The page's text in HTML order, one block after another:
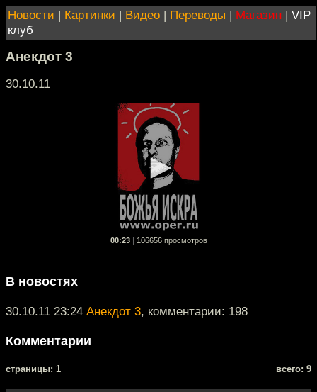
Новости | Картинки | Видео | Переводы | Магазин | VIP
клуб
Анекдот 3
30.10.11
00:23 106656 просмотров
В новостях
30.10.11 23:24 Анекдот 3, комментарии: 198
Комментарии
cтраницы: 1 всего: 9